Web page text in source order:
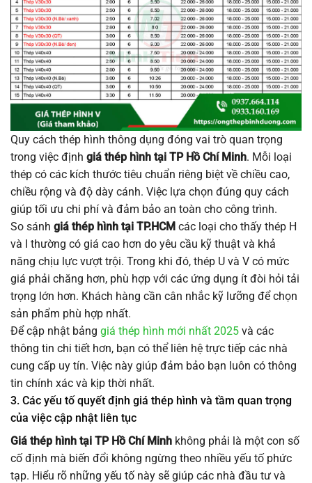
Quy cách thép hình thông dụng đóng vai trò quan trọng
trong việc định giá thép hình tại TP Hồ Chí Minh. Mỗi loại
thép có các kích thước tiêu chuẩn riêng biệt về chiều cao,
chiều rộng và độ dày cánh. Việc lựa chọn đúng quy cách
giúp tối ưu chi phí và đảm bảo an toàn cho công trình.
So sánh giá thép hình tại TP.HCM các loại cho thấy thép H
và I thường có giá cao hơn do yêu cầu kỹ thuật và khả
năng chịu lực vượt trội. Trong khi đó, thép U và V có mức
giá phải chăng hơn, phù hợp với các ứng dụng ít đòi hỏi tải
trọng lớn hơn. Khách hàng cần cân nhắc kỹ lưỡng để chọn
sản phẩm phù hợp nhất.
Để cập nhật bảng giá thép hình mới nhất 2025 và các
thông tin chi tiết hơn, bạn có thể liên hệ trực tiếp các nhà
cung cấp uy tín. Việc này giúp đảm bảo bạn luôn có thông
tin chính xác và kịp thời nhất.
3. Các yếu tố quyết định giá thép hình và tầm quan trọng
của việc cập nhật liên tục
Giá thép hình tại TP Hồ Chí Minh không phải là một con số
cố định mà biến đổi không ngừng theo nhiều yếu tố phức
tạp. Hiểu rõ những yếu tố này sẽ giúp các nhà đầu tư và